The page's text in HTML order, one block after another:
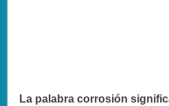
La palabra corrosión